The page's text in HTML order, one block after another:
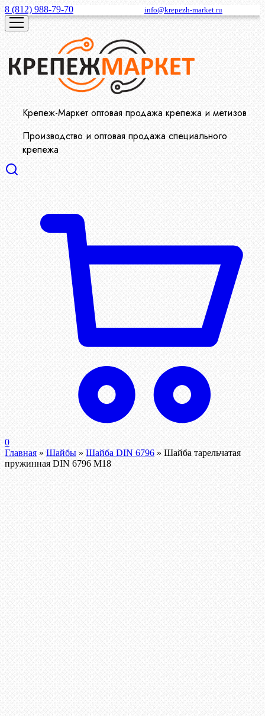
8 (812) 988-79-70 info@krepezh-market.ru
Крепеж-Маркет оптовая продажа крепежа и метизов
Производство и оптовая продажа специального
крепежа
0
Главная » Шайбы » Шайба DIN 6796 » Шайба тарельчатая
пружинная DIN 6796 М18